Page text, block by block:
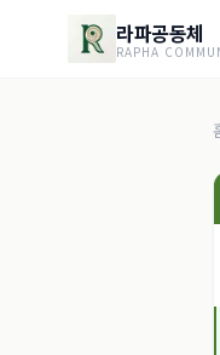
라파공동체
RAPHA